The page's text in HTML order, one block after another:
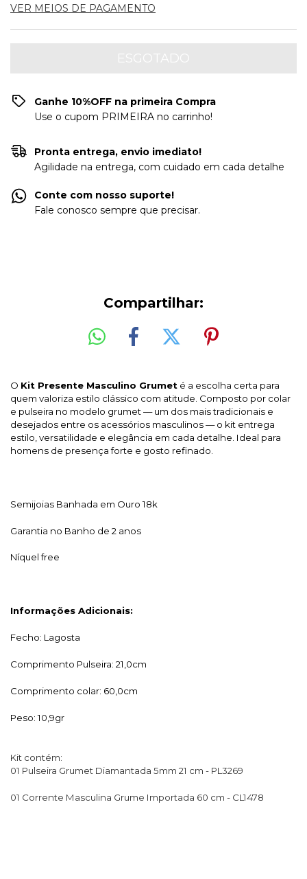
VER MEIOS DE PAGAMENTO
Ganhe 10%OFF na primeira Compra
Use o cupom PRIMEIRA no carrinho!
Pronta entrega, envio imediato!
Agilidade na entrega, com cuidado em cada detalhe
Conte com nosso suporte!
Fale conosco sempre que precisar.
Compartilhar:
O Kit Presente Masculino Grumet é a escolha certa para
quem valoriza estilo clássico com atitude. Composto por colar
e pulseira no modelo grumet — um dos mais tradicionais e
desejados entre os acessórios masculinos — o kit entrega
estilo, versatilidade e elegância em cada detalhe. Ideal para
homens de presença forte e gosto refinado.
Semijoias Banhada em Ouro 18k
Garantia no Banho de 2 anos
Níquel free
Informações Adicionais:
Fecho: Lagosta
Comprimento Pulseira: 21,0cm
Comprimento colar: 60,0cm
Peso: 10,9gr
Kit contém:
01 Pulseira Grumet Diamantada 5mm 21 cm - PL3269
01 Corrente Masculina Grume Importada 60 cm - CL1478